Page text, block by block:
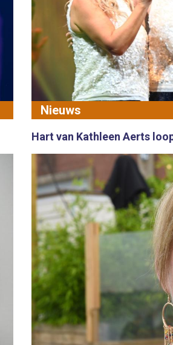
Nieuws
Hart van Kathleen Aerts